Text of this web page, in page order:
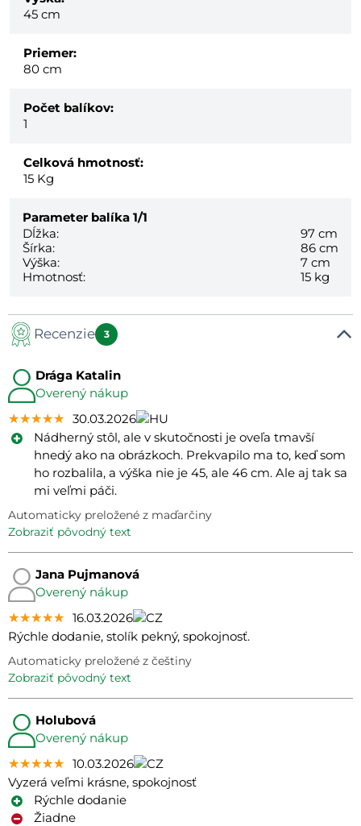
45 cm
Priemer:
80 cm
Počet balíkov:
1
Celková hmotnosť:
15 Kg
Parameter balíka 1/1
Dĺžka:
97 cm
Šírka:
86 cm
Výška:
7 cm
Hmotnosť:
15 kg
Recenzie 3
Drága Katalin
Overený nákup
★★★★★
★★★★★
★★★★★ 30.03.2026
Nádherný stôl, ale v skutočnosti je oveľa tmavší
hnedý ako na obrázkoch. Prekvapilo ma to, keď som
ho rozbalila, a výška nie je 45, ale 46 cm. Ale aj tak sa
mi veľmi páči.
Automaticky preložené z maďarčiny
zobraziť pôvodný text
Jana Pujmanová
Overený nákup
★★★★★
★★★★★
★★★★★ 16.03.2026
Rýchle dodanie, stolík pekný, spokojnosť.
Automaticky preložené z češtiny
zobraziť pôvodný text
Holubová
Overený nákup
★★★★★
★★★★★
★★★★★ 10.03.2026
Vyzerá veľmi krásne, spokojnosť
Rýchle dodanie
Žiadne